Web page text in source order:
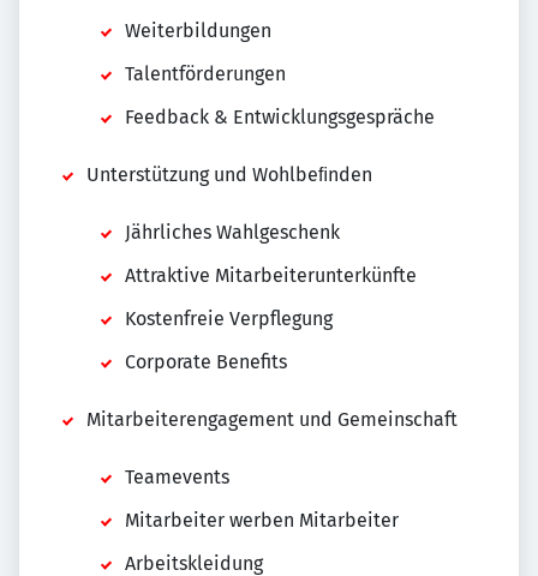
Weiterbildungen
Talentförderungen
Feedback & Entwicklungsgespräche
Unterstützung und Wohlbeﬁnden
Jährliches Wahlgeschenk
Attraktive Mitarbeiterunterkünfte
Kostenfreie Verpflegung
Corporate Benefits
Mitarbeiterengagement und Gemeinschaft
Teamevents
Mitarbeiter werben Mitarbeiter
Arbeitskleidung